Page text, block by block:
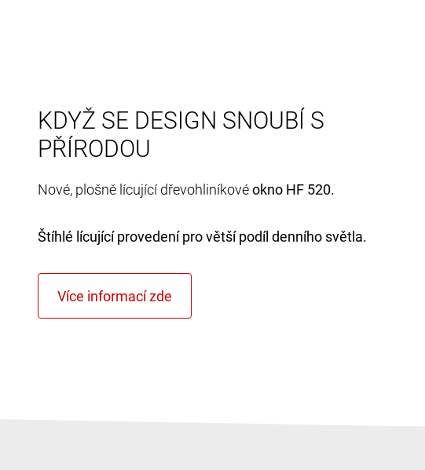
KDYŽ SE DESIGN SNOUBÍ S
PŘÍRODOU
Nové, plošně lícující dřevohliníkovéokno HF 520.
Štíhlé lícující provedení pro větší podíl denního světla.